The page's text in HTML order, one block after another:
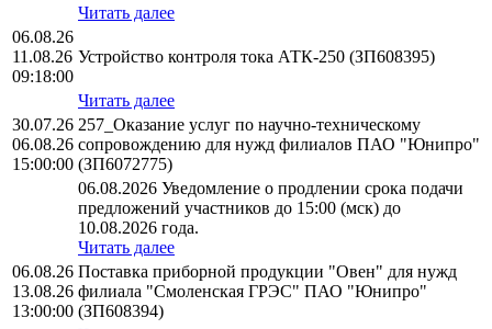
Читать далее
06.08.26
11.08.26
09:18:00
Устройство контроля тока АТК-250 (ЗП608395)
Читать далее
30.07.26
06.08.26
15:00:00
257_Оказание услуг по научно-техническому
сопровождению для нужд филиалов ПАО "Юнипро"
(ЗП6072775)
06.08.2026 Уведомление о продлении срока подачи
предложений участников до 15:00 (мск) до
10.08.2026 года.
Читать далее
06.08.26
13.08.26
13:00:00
Поставка приборной продукции "Овен" для нужд
филиала "Смоленская ГРЭС" ПАО "Юнипро"
(ЗП608394)